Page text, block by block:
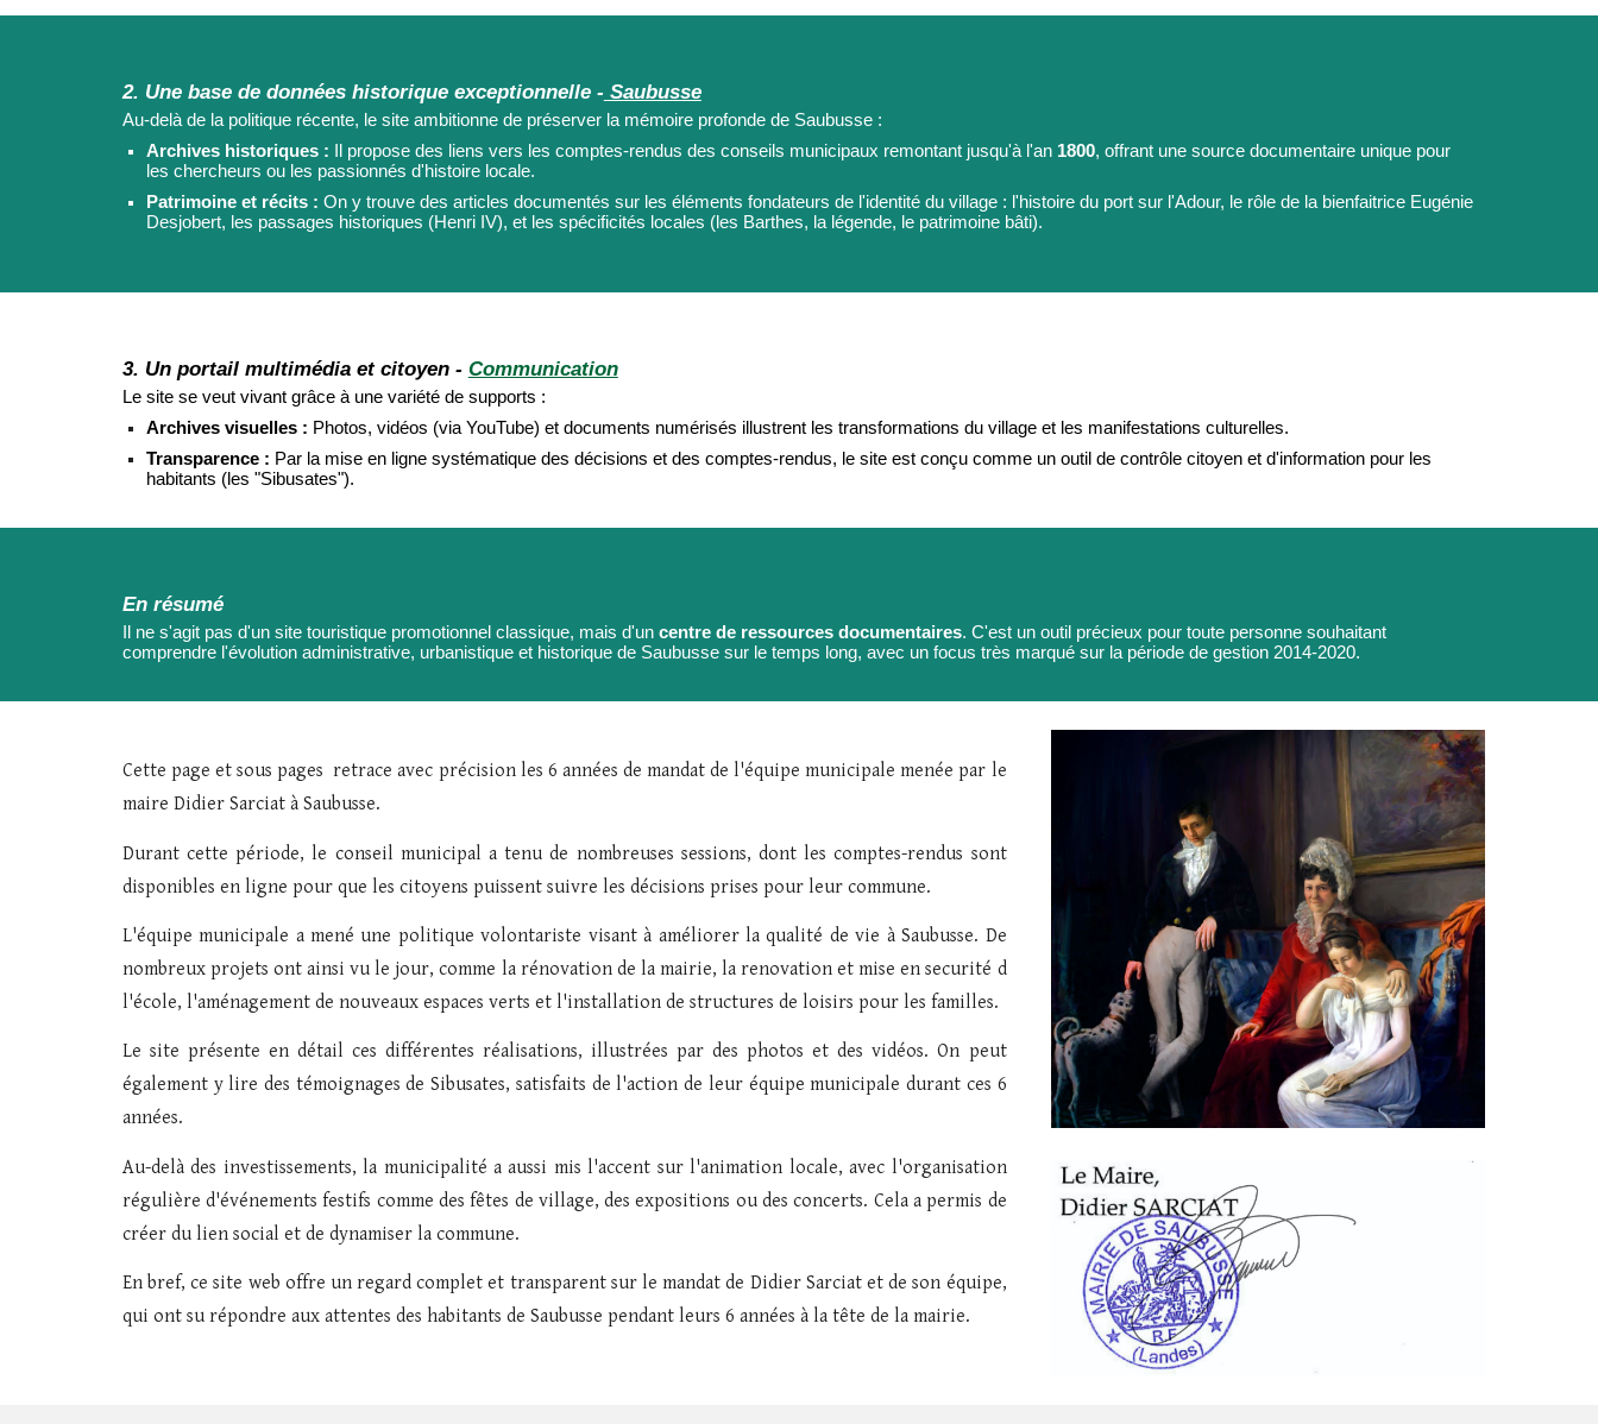
2. Une base de données historique exceptionnelle - Saubusse
Au-delà de la politique récente, le site ambitionne de préserver la mémoire profonde de Saubusse :
Archives historiques : Il propose des liens vers les comptes-rendus des conseils municipaux remontant jusqu'à l'an 1800, offrant une source documentaire unique pour
les chercheurs ou les passionnés d'histoire locale.
Patrimoine et récits : On y trouve des articles documentés sur les éléments fondateurs de l'identité du village : l'histoire du port sur l'Adour, le rôle de la bienfaitrice Eugénie
Desjobert, les passages historiques (Henri IV), et les spécificités locales (les Barthes, la légende, le patrimoine bâti).
3. Un portail multimédia et citoyen - Communication
Le site se veut vivant grâce à une variété de supports :
Archives visuelles : Photos, vidéos (via YouTube) et documents numérisés illustrent les transformations du village et les manifestations culturelles.
Transparence : Par la mise en ligne systématique des décisions et des comptes-rendus, le site est conçu comme un outil de contrôle citoyen et d'information pour les
habitants (les "Sibusates").
En résumé
Il ne s'agit pas d'un site touristique promotionnel classique, mais d'un centre de ressources documentaires. C'est un outil précieux pour toute personne souhaitant
comprendre l'évolution administrative, urbanistique et historique de Saubusse sur le temps long, avec un focus très marqué sur la période de gestion 2014-2020.
Cette page et sous pages retrace avec précision les 6 années de mandat de l'équipe municipale menée par le
maire Didier Sarciat à Saubusse.
Durant cette période, le conseil municipal a tenu de nombreuses sessions, dont les comptes-rendus sont
disponibles en ligne pour que les citoyens puissent suivre les décisions prises pour leur commune.
L'équipe municipale a mené une politique volontariste visant à améliorer la qualité de vie à Saubusse. De
nombreux projets ont ainsi vu le jour, comme la rénovation de la mairie, la renovation et mise en securité d
l'école, l'aménagement de nouveaux espaces verts et l'installation de structures de loisirs pour les familles.
Le site présente en détail ces différentes réalisations, illustrées par des photos et des vidéos. On peut
également y lire des témoignages de Sibusates, satisfaits de l'action de leur équipe municipale durant ces 6
années.
Au-delà des investissements, la municipalité a aussi mis l'accent sur l'animation locale, avec l'organisation
régulière d'événements festifs comme des fêtes de village, des expositions ou des concerts. Cela a permis de
créer du lien social et de dynamiser la commune.
En bref, ce site web offre un regard complet et transparent sur le mandat de Didier Sarciat et de son équipe,
qui ont su répondre aux attentes des habitants de Saubusse pendant leurs 6 années à la tête de la mairie.